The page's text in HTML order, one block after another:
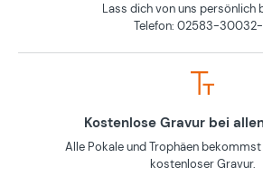
Lass dich von uns persönlich
Telefon: 02583-
Kostenlose Gravur bei
Alle Pokale und Trophäen
kostenloser Gravur.